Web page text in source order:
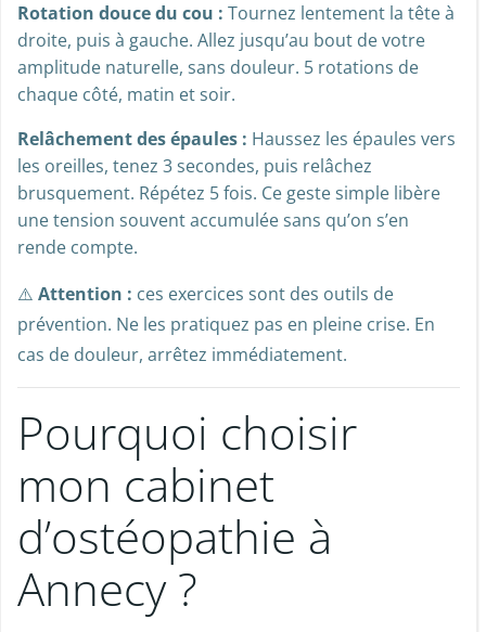
Rotation douce du cou : Tournez lentement la tête à
droite, puis à gauche. Allez jusqu’au bout de votre
amplitude naturelle, sans douleur. 5 rotations de
chaque côté, matin et soir.
Relâchement des épaules : Haussez les épaules vers
les oreilles, tenez 3 secondes, puis relâchez
brusquement. Répétez 5 fois. Ce geste simple libère
une tension souvent accumulée sans qu’on s’en
rende compte.
⚠️ Attention : ces exercices sont des outils de
prévention. Ne les pratiquez pas en pleine crise. En
cas de douleur, arrêtez immédiatement.
Pourquoi choisir
mon cabinet
d’ostéopathie à
Annecy ?